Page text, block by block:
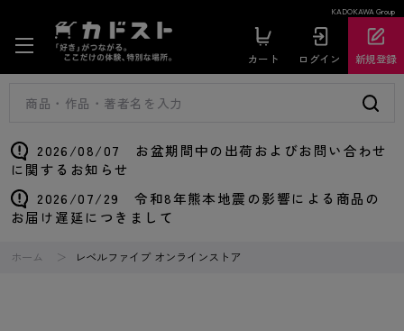
KADOKAWA Group
カート ログイン 新規登録
2026/08/07 お盆期間中の出荷およびお問い合わせ
に関するお知らせ
2026/07/29 令和8年熊本地震の影響による商品の
お届け遅延につきまして
ホーム レベルファイブ オンラインストア